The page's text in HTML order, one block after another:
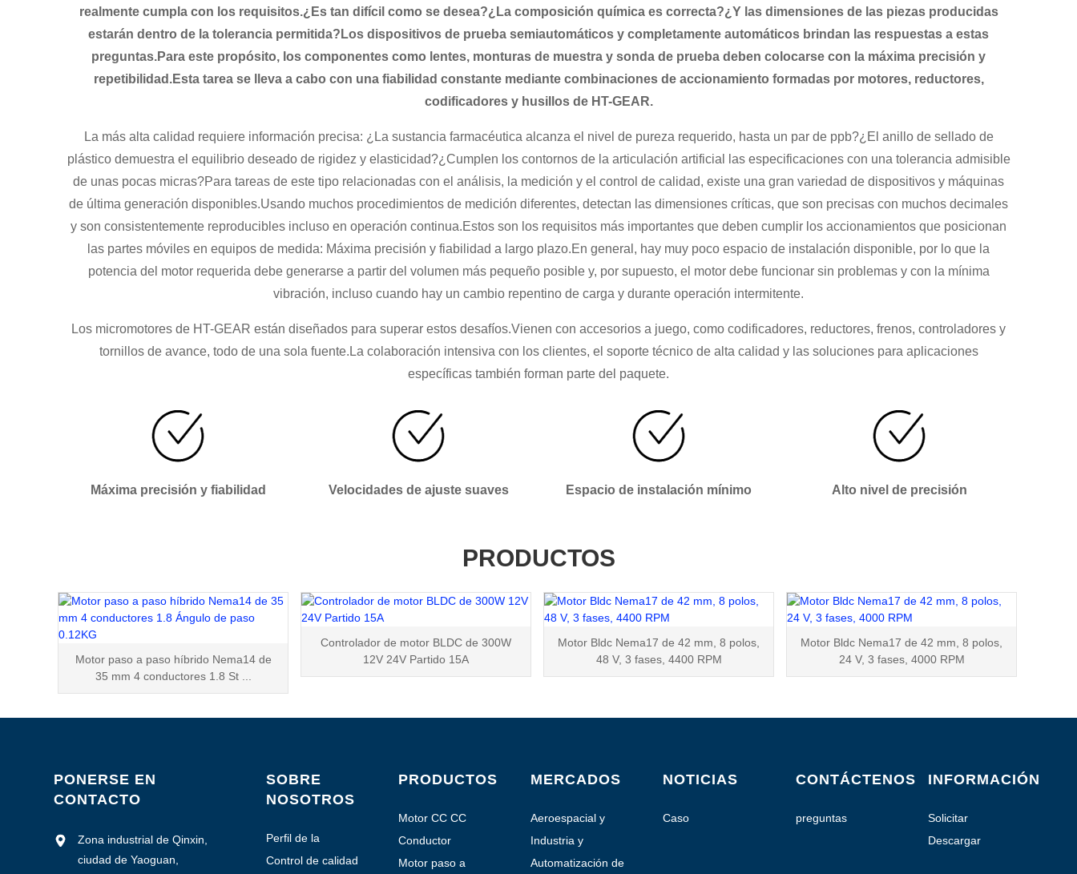
realmente cumpla con los requisitos.¿Es tan difícil como se desea?¿La composición química es correcta?¿Y las dimensiones de las piezas producidas
estarán dentro de la tolerancia permitida?Los dispositivos de prueba semiautomáticos y completamente automáticos brindan las respuestas a estas
preguntas.Para este propósito, los componentes como lentes, monturas de muestra y sonda de prueba deben colocarse con la máxima precisión y
repetibilidad.Esta tarea se lleva a cabo con una fiabilidad constante mediante combinaciones de accionamiento formadas por motores, reductores,
codificadores y husillos de HT-GEAR.
La más alta calidad requiere información precisa: ¿La sustancia farmacéutica alcanza el nivel de pureza requerido, hasta un par de ppb?¿El anillo de sellado de
plástico demuestra el equilibrio deseado de rigidez y elasticidad?¿Cumplen los contornos de la articulación artificial las especificaciones con una tolerancia admisible
de unas pocas micras?Para tareas de este tipo relacionadas con el análisis, la medición y el control de calidad, existe una gran variedad de dispositivos y máquinas
de última generación disponibles.Usando muchos procedimientos de medición diferentes, detectan las dimensiones críticas, que son precisas con muchos decimales
y son consistentemente reproducibles incluso en operación continua.Estos son los requisitos más importantes que deben cumplir los accionamientos que posicionan
las partes móviles en equipos de medida: Máxima precisión y fiabilidad a largo plazo.En general, hay muy poco espacio de instalación disponible, por lo que la
potencia del motor requerida debe generarse a partir del volumen más pequeño posible y, por supuesto, el motor debe funcionar sin problemas y con la mínima
vibración, incluso cuando hay un cambio repentino de carga y durante operación intermitente.
Los micromotores de HT-GEAR están diseñados para superar estos desafíos.Vienen con accesorios a juego, como codificadores, reductores, frenos, controladores y
tornillos de avance, todo de una sola fuente.La colaboración intensiva con los clientes, el soporte técnico de alta calidad y las soluciones para aplicaciones
específicas también forman parte del paquete.
Máxima precisión y fiabilidad Velocidades de ajuste suaves Espacio de instalación mínimo Alto nivel de precisión
PRODUCTOS
Motor paso a paso híbrido Nema14 de
35 mm 4 conductores 1.8 St ...
Controlador de motor BLDC de 300W
12V 24V Partido 15A
Motor Bldc Nema17 de 42 mm, 8 polos,
48 ​​V, 3 fases, 4400 RPM
Motor Bldc Nema17 de 42 mm, 8 polos,
24 V, 3 fases, 4000 RPM
PONERSE EN
CONTACTO
Zona industrial de Qinxin,
ciudad de Yaoguan,
SOBRE
NOSOTROS
Perfil de la
empresa
Control de calidad
PRODUCTOS
Motor CC CC
Conductor
Motor paso a
MERCADOS
Aeroespacial y
aviación
Industria y
Automatización
Automatización de
NOTICIAS
Caso
CONTÁCTENOS
preguntas
INFORMACIÓN
Solicitar
presupuesto
Descargar